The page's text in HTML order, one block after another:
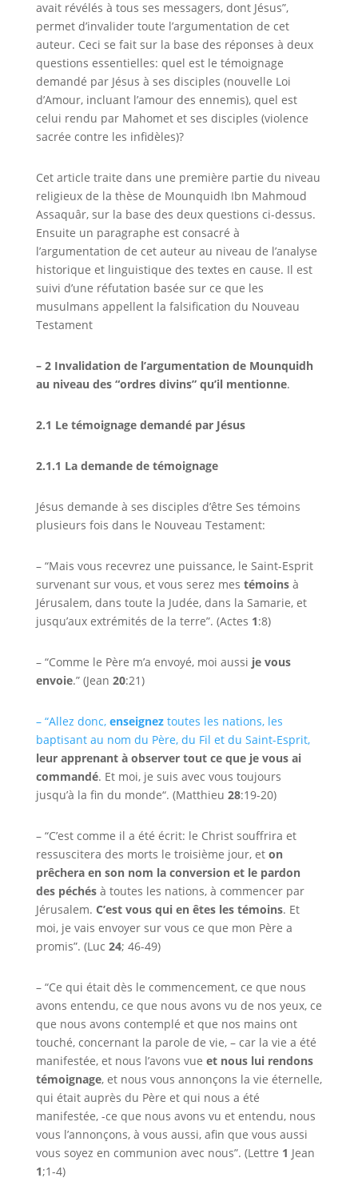
avait révélés à tous ses messagers, dont Jésus”,
permet d’invalider toute l’argumentation de cet
auteur. Ceci se fait sur la base des réponses à deux
questions essentielles: quel est le témoignage
demandé par Jésus à ses disciples (nouvelle Loi
d’Amour, incluant l’amour des ennemis), quel est
celui rendu par Mahomet et ses disciples (violence
sacrée contre les infidèles)?
Cet article traite dans une première partie du niveau
religieux de la thèse de Mounquidh Ibn Mahmoud
Assaquâr, sur la base des deux questions ci-dessus.
Ensuite un paragraphe est consacré à
l’argumentation de cet auteur au niveau de l’analyse
historique et linguistique des textes en cause. Il est
suivi d’une réfutation basée sur ce que les
musulmans appellent la falsification du Nouveau
Testament
– 2 Invalidation de l’argumentation de Mounquidh
au niveau des “ordres divins” qu’il mentionne.
2.1 Le témoignage demandé par Jésus
2.1.1 La demande de témoignage
Jésus demande à ses disciples d’être Ses témoins
plusieurs fois dans le Nouveau Testament:
– “Mais vous recevrez une puissance, le Saint-Esprit
survenant sur vous, et vous serez mes témoinsà
Jérusalem, dans toute la Judée, dans la Samarie, et
jusqu’aux extrémités de la terre”. (Actes 1:8)
– “Comme le Père m’a envoyé, moi aussi je vous
envoie.” (Jean 20:21)
– “Allez donc, enseigneztoutes les nations, les
baptisant au nom du Père, du Fil et du Saint-Esprit,
leur apprenant à observer tout ce que je vous ai
commandé. Et moi, je suis avec vous toujours
jusqu’à la fin du monde“. (Matthieu 28:19-20)
– “C’est comme il a été écrit: le Christ souffrira et
ressuscitera des morts le troisième jour, et on
prêchera en son nom la conversion et le pardon
des péchésà toutes les nations, à commencer par
Jérusalem. C’est vous qui en êtes les témoins. Et
moi, je vais envoyer sur vous ce que mon Père a
promis”. (Luc 24; 46-49)
– “Ce qui était dès le commencement, ce que nous
avons entendu, ce que nous avons vu de nos yeux, ce
que nous avons contemplé et que nos mains ont
touché, concernant la parole de vie, – car la vie a été
manifestée, et nous l’avons vue et nous lui rendons
témoignage, et nous vous annonçons la vie éternelle,
qui était auprès du Père et qui nous a été
manifestée, -ce que nous avons vu et entendu, nous
vous l’annonçons, à vous aussi, afin que vous aussi
vous soyez en communion avec nous”. (Lettre 1 Jean
1;1-4)